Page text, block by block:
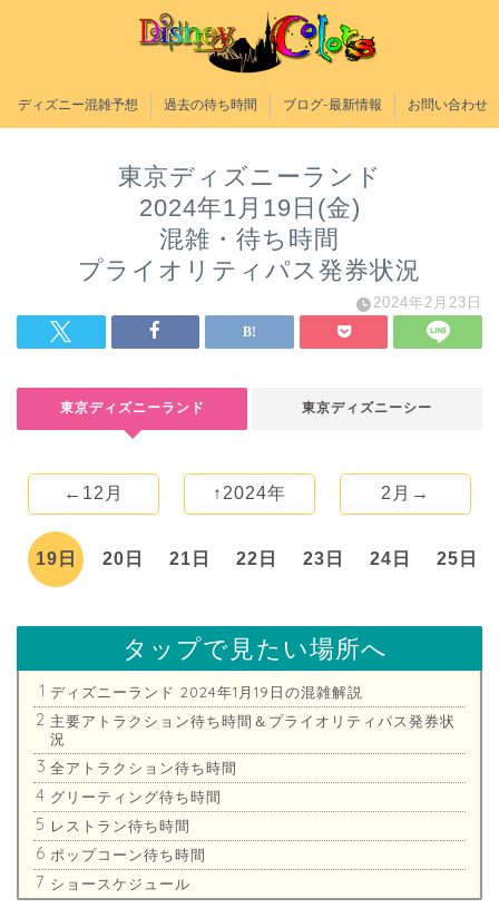
ディズニー混雑予想 過去の待ち時間 ブログ-最新情報 お問い合わせ
東京ディズニーランド
2024年1月19日(金)
混雑・待ち時間
プライオリティパス発券状況
2024年2月23日
東京ディズニーランド 東京ディズニーシー
←12月 ↑2024年 2月→
19日 20日 21日 22日 23日 24日 25日
タップで見たい場所へ
ディズニーランド 2024年1月19日の混雑解説
主要アトラクション待ち時間＆プライオリティパス発券状
況
全アトラクション待ち時間
グリーティング待ち時間
レストラン待ち時間
ポップコーン待ち時間
ショースケジュール